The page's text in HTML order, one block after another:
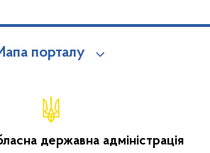
порталу
державна адміністрація